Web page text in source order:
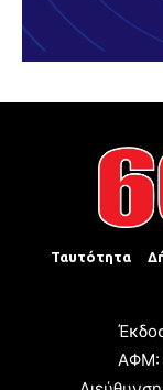
Ταυτότητα
ΑΦΜ: